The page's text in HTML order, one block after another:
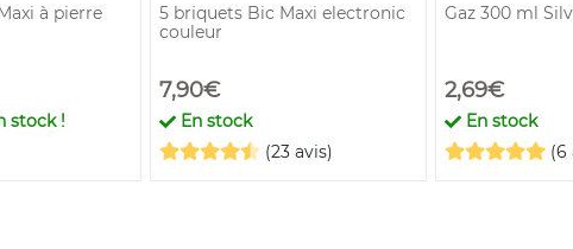
à pierre
stock !
5 briquets Bic Maxi electronic
couleur
7,90€
En stock
(23 avis)
Gaz 300 ml
2,69€
En stock
(6